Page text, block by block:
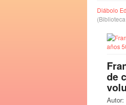
Diábolo
de
Autor: